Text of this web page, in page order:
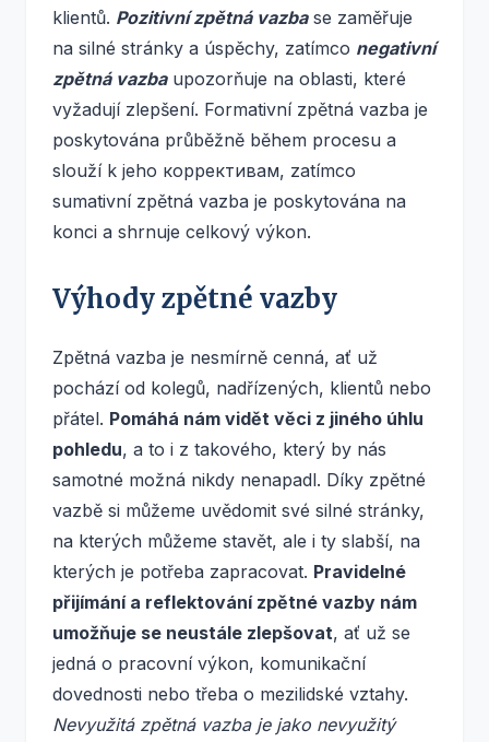
klientů. Pozitivní zpětná vazbase zaměřuje
na silné stránky a úspěchy, zatímco negativní
zpětná vazbaupozorňuje na oblasti, které
vyžadují zlepšení. Formativní zpětná vazba je
poskytována průběžně během procesu a
slouží k jeho коррективам, zatímco
sumativní zpětná vazba je poskytována na
konci a shrnuje celkový výkon.
Výhody zpětné vazby
Zpětná vazba je nesmírně cenná, ať už
pochází od kolegů, nadřízených, klientů nebo
přátel. Pomáhá nám vidět věci z jiného úhlu
pohledu, a to i z takového, který by nás
samotné možná nikdy nenapadl. Díky zpětné
vazbě si můžeme uvědomit své silné stránky,
na kterých můžeme stavět, ale i ty slabší, na
kterých je potřeba zapracovat. Pravidelné
přijímání a reflektování zpětné vazby nám
umožňuje se neustále zlepšovat, ať už se
jedná o pracovní výkon, komunikační
dovednosti nebo třeba o mezilidské vztahy.
Nevyužitá zpětná vazba je jako nevyužitý